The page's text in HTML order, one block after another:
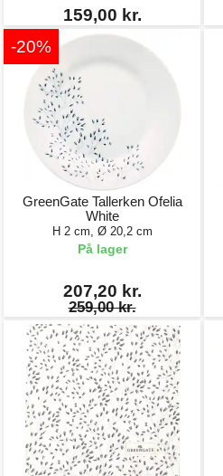
159,00 kr.
-20%
GreenGate Tallerken Ofelia
White
H 2 cm, Ø 20,2 cm
På lager
207,20 kr.
259,00 kr.